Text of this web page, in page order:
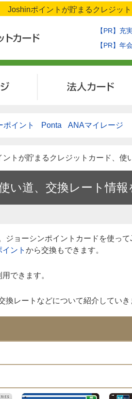
Joshinポイントが貯まるクレジッ
トが貯まるクレジットカード、使
い道、交換レート情報
ョーシンポイントカードを使っ
イント から交換もできます。
できます。
レートなどについて紹介していき
【PR】充
【PR】年
ポイント Ponta ANAマイレージ